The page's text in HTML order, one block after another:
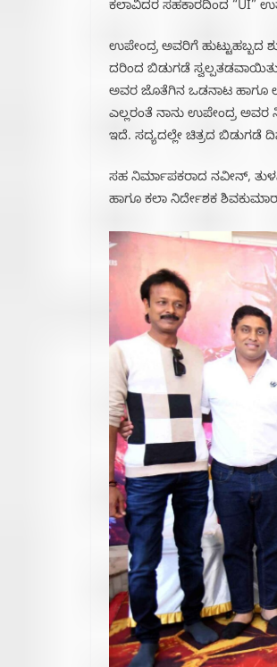
ಕಲಾವಿದರ ಸಹಕಾರದಿಂದ “UI”
ಉಪೇಂದ್ರ ಅವರಿಗೆ
ದರಿಂದ ಬಿಡುಗಡೆ
ಅವರ ಜೊತೆಗಿನ ಒಡನಾಟ ಹಾಗೂ
ಎಲ್ಲರಂತೆ ನಾನು ಉಪೇಂದ್ರ
ಇದೆ. ಸದ್ಯದಲ್ಲೇ ಚಿತ್ರದ ಬಿಡುಗಡೆ
ಸಹ ನಿರ್ಮಾಪಕರಾದ ನವೀನ್,
ಹಾಗೂ ಕಲಾ ನಿರ್ದೇಶಕ